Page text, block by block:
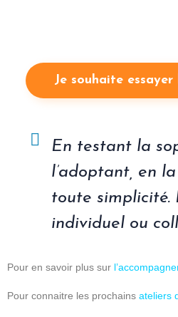
Je souhaite
En testant la
l’adoptant, en
toute simplicité.
individuel ou
Pour en savoir plus sur
Pour connaitre les prochains ateliers